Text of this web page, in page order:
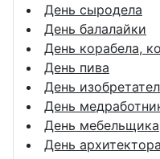
День сыродела
День балалайки
День корабела,
День пива
День
День
День мебельщика
День архитектора